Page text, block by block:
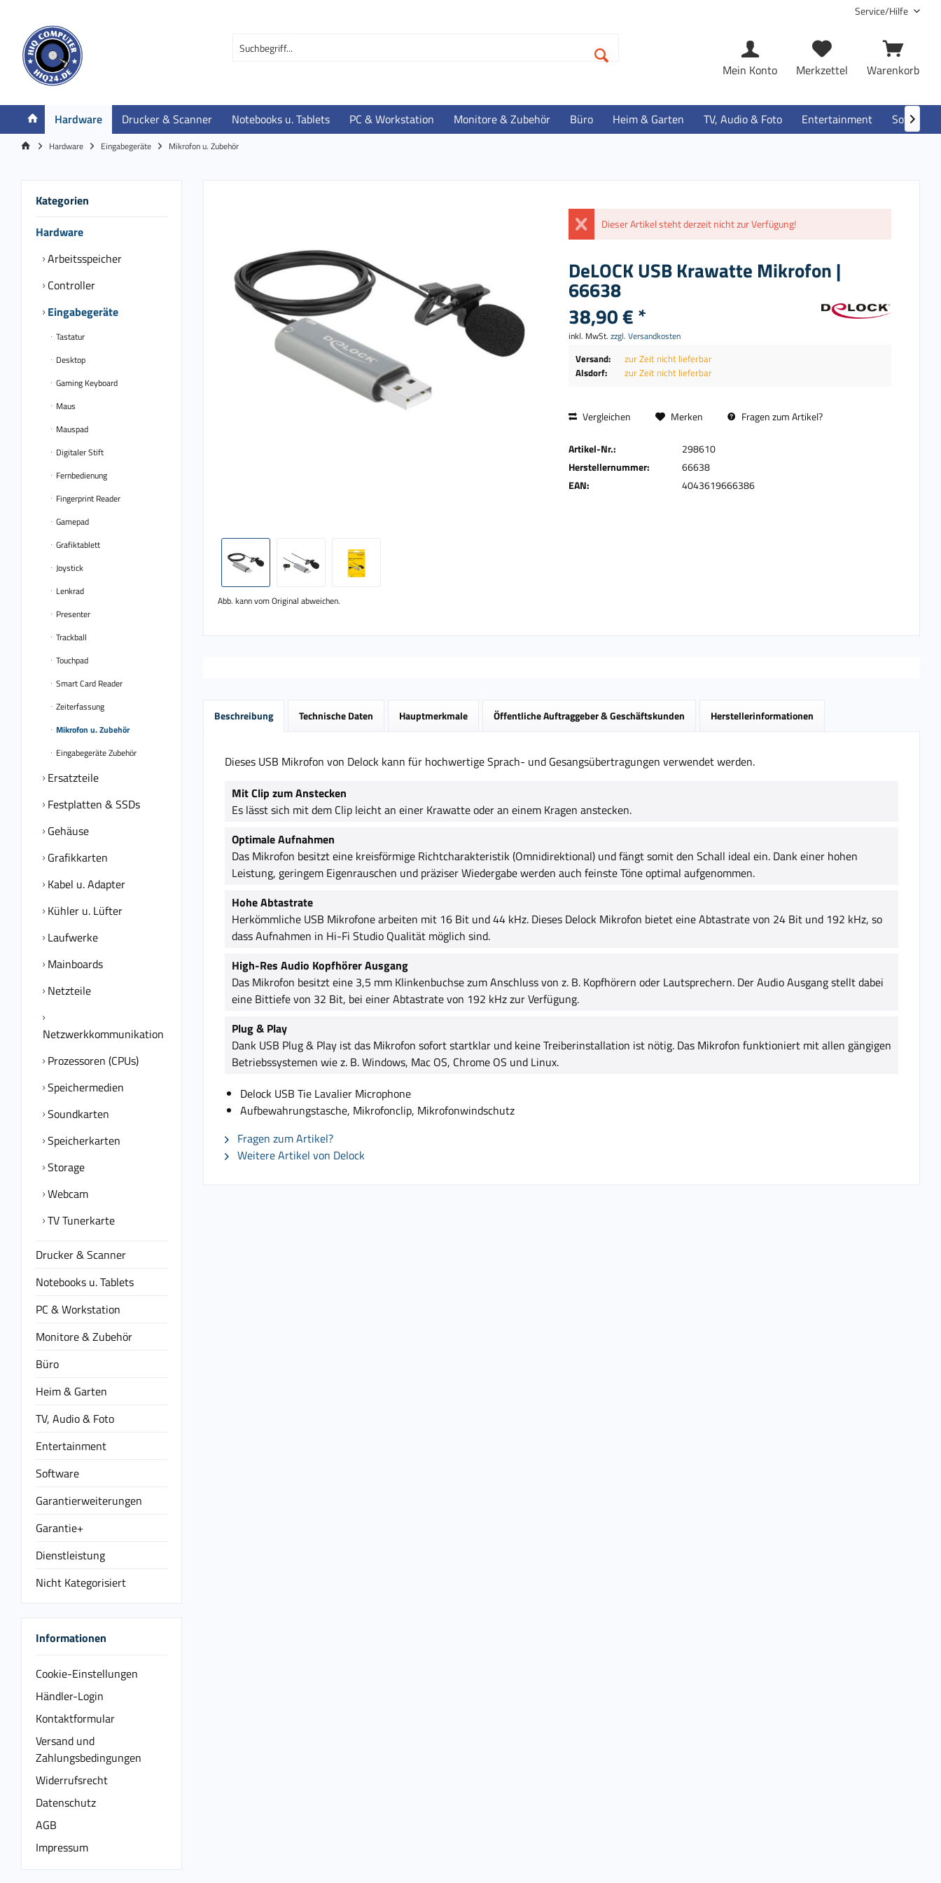
Service/Hilfe
Warenkorb
Merkzettel
Mein Konto
Hardware Drucker & Scanner Notebooks u. Tablets PC & Workstation Monitore & Zubehör Büro Heim & Garten TV, Audio & Foto Entertainment Software

Hardware Eingabegeräte Mikrofon u. Zubehör
Kategorien
Hardware
Arbeitsspeicher
Controller
Eingabegeräte
Tastatur
Desktop
Gaming Keyboard
Maus
Mauspad
Digitaler Stift
Fernbedienung
Fingerprint Reader
Gamepad
Grafiktablett
Joystick
Lenkrad
Presenter
Trackball
Touchpad
Smart Card Reader
Zeiterfassung
Mikrofon u. Zubehör
Eingabegeräte Zubehör
Ersatzteile
Festplatten & SSDs
Gehäuse
Grafikkarten
Kabel u. Adapter
Kühler u. Lüfter
Laufwerke
Mainboards
Netzteile
Netzwerkkommunikation
Prozessoren (CPUs)
Speichermedien
Soundkarten
Speicherkarten
Storage
Webcam
TV Tunerkarte
Drucker & Scanner
Notebooks u. Tablets
PC & Workstation
Monitore & Zubehör
Büro
Heim & Garten
TV, Audio & Foto
Entertainment
Software
Garantierweiterungen
Garantie+
Dienstleistung
Nicht Kategorisiert
Informationen
Cookie-Einstellungen
Händler-Login
Kontaktformular
Versand und
Zahlungsbedingungen
Widerrufsrecht
Datenschutz
AGB
Impressum
Abb. kann vom Original abweichen.
Dieser Artikel steht derzeit nicht zur Verfügung!
DeLOCK USB Krawatte Mikrofon |
66638
38,90 € *
inkl. MwSt. zzgl. Versandkosten
Versand:
zur Zeit nicht lieferbar
Alsdorf:
zur Zeit nicht lieferbar
Vergleichen Merken Fragen zum Artikel?
Artikel-Nr.:
298610
Herstellernummer:
66638
EAN:
4043619666386
Beschreibung Technische Daten Hauptmerkmale Öffentliche Auftraggeber & Geschäftskunden Herstellerinformationen
Dieses USB Mikrofon von Delock kann für hochwertige Sprach- und Gesangsübertragungen verwendet werden.
Mit Clip zum Anstecken
Es lässt sich mit dem Clip leicht an einer Krawatte oder an einem Kragen anstecken.
Optimale Aufnahmen
Das Mikrofon besitzt eine kreisförmige Richtcharakteristik (Omnidirektional) und fängt somit den Schall ideal ein. Dank einer hohen
Leistung, geringem Eigenrauschen und präziser Wiedergabe werden auch feinste Töne optimal aufgenommen.
Hohe Abtastrate
Herkömmliche USB Mikrofone arbeiten mit 16 Bit und 44 kHz. Dieses Delock Mikrofon bietet eine Abtastrate von 24 Bit und 192 kHz, so
dass Aufnahmen in Hi-Fi Studio Qualität möglich sind.
High-Res Audio Kopfhörer Ausgang
Das Mikrofon besitzt eine 3,5 mm Klinkenbuchse zum Anschluss von z. B. Kopfhörern oder Lautsprechern. Der Audio Ausgang stellt dabei
eine Bittiefe von 32 Bit, bei einer Abtastrate von 192 kHz zur Verfügung.
Plug & Play
Dank USB Plug & Play ist das Mikrofon sofort startklar und keine Treiberinstallation ist nötig. Das Mikrofon funktioniert mit allen gängigen
Betriebssystemen wie z. B. Windows, Mac OS, Chrome OS und Linux.
Delock USB Tie Lavalier Microphone
Aufbewahrungstasche, Mikrofonclip, Mikrofonwindschutz
Fragen zum Artikel?
Weitere Artikel von Delock